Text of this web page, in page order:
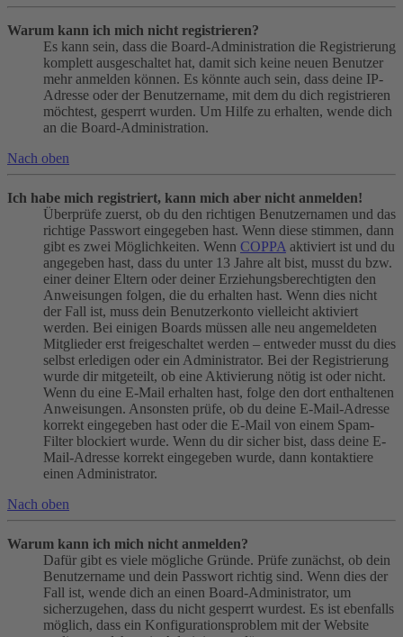
Warum kann ich mich nicht registrieren?
Es kann sein, dass die Board-Administration die Registrierung
komplett ausgeschaltet hat, damit sich keine neuen Benutzer
mehr anmelden können. Es könnte auch sein, dass deine IP-
Adresse oder der Benutzername, mit dem du dich registrieren
möchtest, gesperrt wurden. Um Hilfe zu erhalten, wende dich
an die Board-Administration.
Nach oben
Ich habe mich registriert, kann mich aber nicht anmelden!
Überprüfe zuerst, ob du den richtigen Benutzernamen und das
richtige Passwort eingegeben hast. Wenn diese stimmen, dann
gibt es zwei Möglichkeiten. Wenn COPPA aktiviert ist und du
angegeben hast, dass du unter 13 Jahre alt bist, musst du bzw.
einer deiner Eltern oder deiner Erziehungsberechtigten den
Anweisungen folgen, die du erhalten hast. Wenn dies nicht
der Fall ist, muss dein Benutzerkonto vielleicht aktiviert
werden. Bei einigen Boards müssen alle neu angemeldeten
Mitglieder erst freigeschaltet werden – entweder musst du dies
selbst erledigen oder ein Administrator. Bei der Registrierung
wurde dir mitgeteilt, ob eine Aktivierung nötig ist oder nicht.
Wenn du eine E-Mail erhalten hast, folge den dort enthaltenen
Anweisungen. Ansonsten prüfe, ob du deine E-Mail-Adresse
korrekt eingegeben hast oder die E-Mail von einem Spam-
Filter blockiert wurde. Wenn du dir sicher bist, dass deine E-
Mail-Adresse korrekt eingegeben wurde, dann kontaktiere
einen Administrator.
Nach oben
Warum kann ich mich nicht anmelden?
Dafür gibt es viele mögliche Gründe. Prüfe zunächst, ob dein
Benutzername und dein Passwort richtig sind. Wenn dies der
Fall ist, wende dich an einen Board-Administrator, um
sicherzugehen, dass du nicht gesperrt wurdest. Es ist ebenfalls
möglich, dass ein Konfigurationsproblem mit der Website